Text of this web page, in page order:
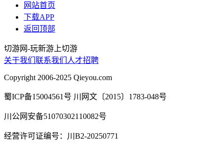
网站首页
下载APP
返回顶部
切游网-玩新游上切游
关于我们 联系我们 人才招聘
Copyright 2006-2025 Qieyou.com
蜀ICP备15004561号 川网文〔2015〕1783-048号
川公网安备51070302110082号
经营许可证编号：川B2-20250771